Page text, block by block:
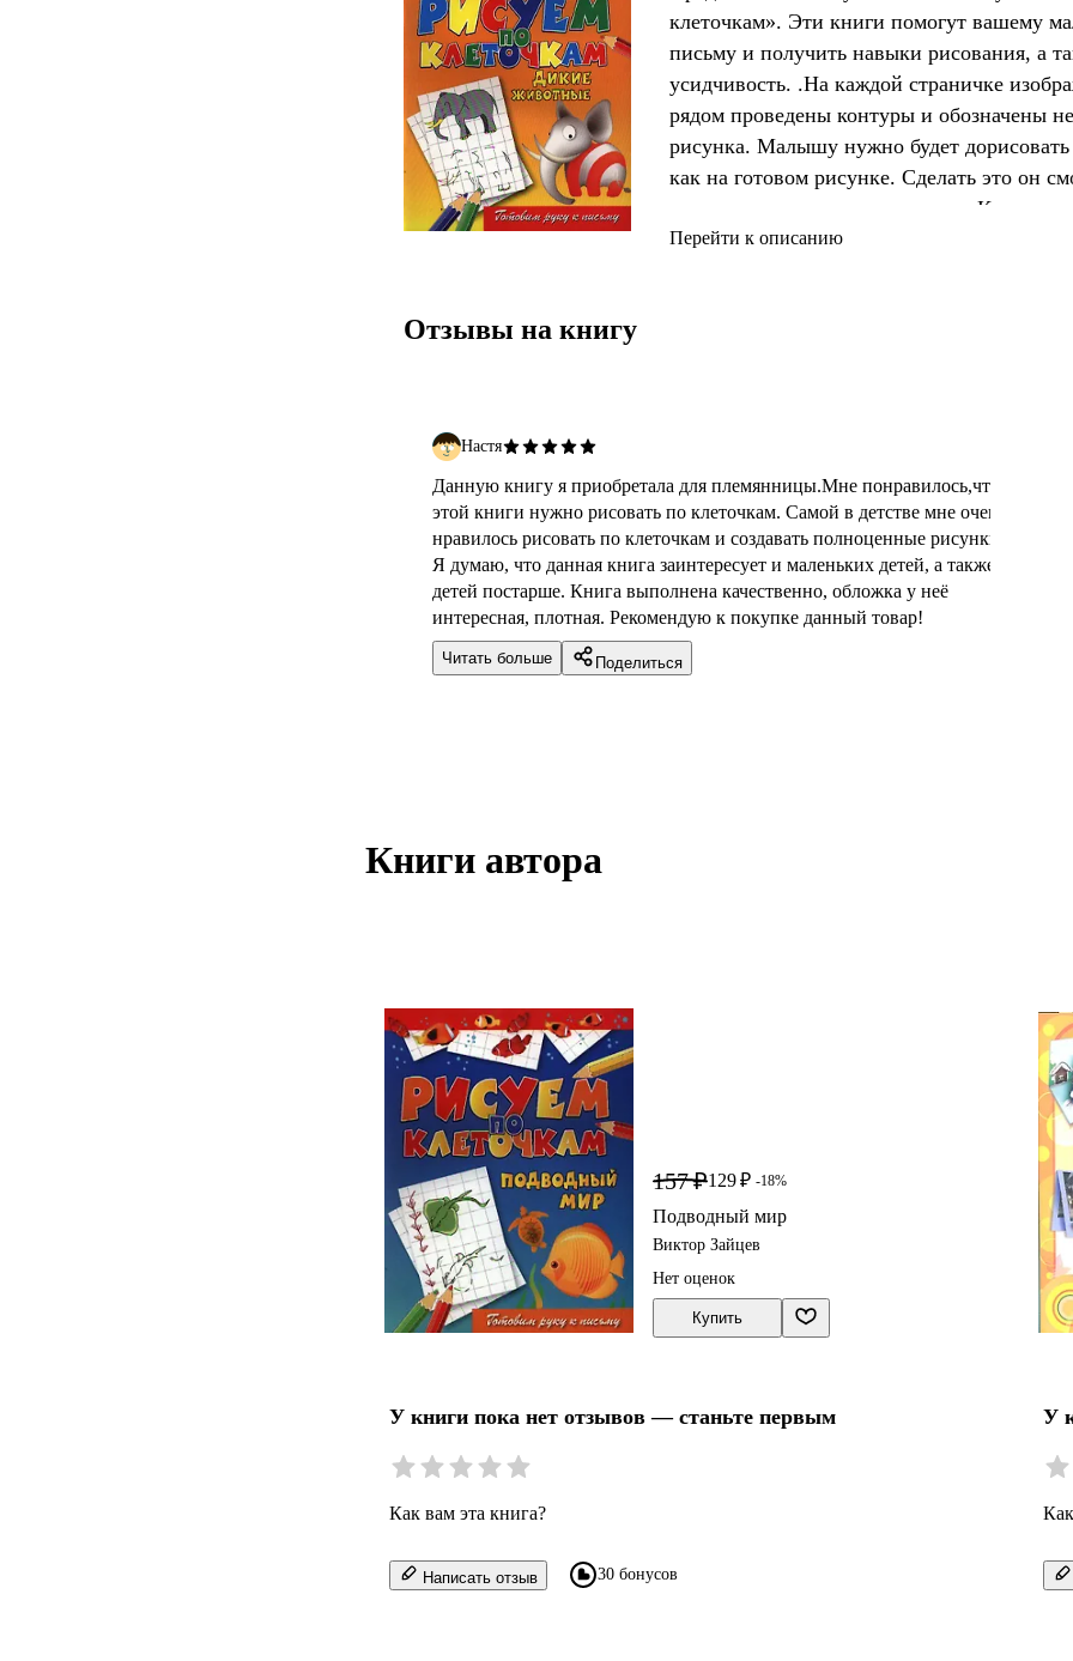
клеточкам». Эти книги помогут вашему
письму и получить навыки рисования, а
усидчивость. .На каждой страничке
рядом проведены контуры и обозначены
рисунка. Малышу нужно будет
как на готовом рисунке. Сделать это он
и внимательно считая клеточки. Когда
нужно раскрасить либо так, как показано
Перейти к описанию
Отзывы на книгу
Настя
Данную книгу я приобретала для племянницы.Мне понравилось,что в
этой книги нужно рисовать по клеточкам. Самой в детстве мне очень
нравилось рисовать по клеточкам и создавать полноценные рисунки.
Я думаю, что данная книга заинтересует и маленьких детей, а также
детей постарше. Книга выполнена качественно, обложка у неё
интересная, плотная. Рекомендую к покупке данный товар!
Читать больше Поделиться
Книги автора
157 ₽129 ₽ -18%
Подводный мир
Виктор Зайцев
Нет оценок
Купить
У книги пока нет отзывов — станьте первым
Как вам эта книга?
Написать отзыв 30 бонусов
У